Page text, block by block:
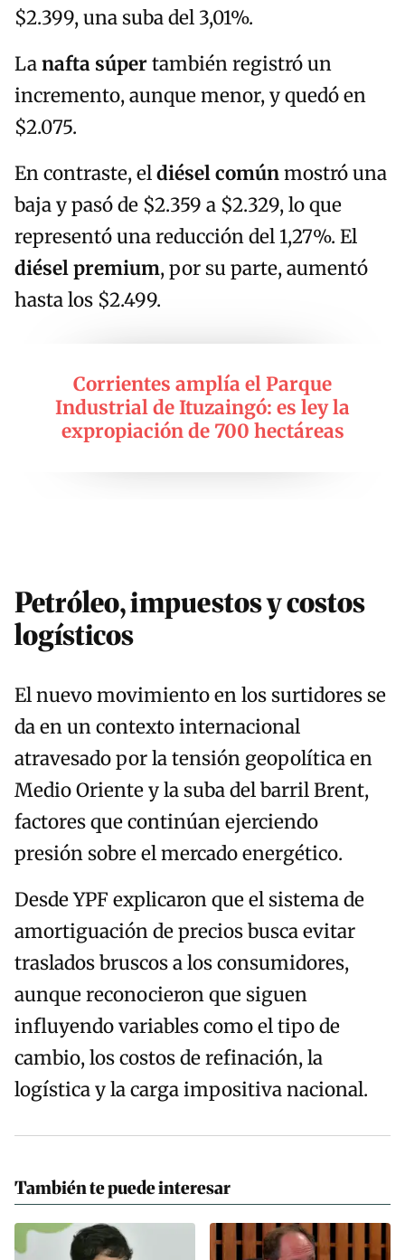
$2.399, una suba del 3,01%.
Lanafta súpertambién registró un
incremento, aunque menor, y quedó en
$2.075.
En contraste, eldiésel comúnmostró una
baja y pasó de $2.359 a $2.329, lo que
representó una reducción del 1,27%. El
diésel premium, por su parte, aumentó
hasta los $2.499.
Corrientes amplía el Parque
Industrial de Ituzaingó: es ley la
expropiación de 700 hectáreas
Petróleo, impuestos y costos
logísticos
El nuevo movimiento en los surtidores se
da en un contexto internacional
atravesado por la tensión geopolítica en
Medio Oriente y la suba del barril Brent,
factores que continúan ejerciendo
presión sobre el mercado energético.
Desde YPF explicaron que el sistema de
amortiguación de precios busca evitar
traslados bruscos a los consumidores,
aunque reconocieron que siguen
influyendo variables como el tipo de
cambio, los costos de refinación, la
logística y la carga impositiva nacional.
También te puede interesar